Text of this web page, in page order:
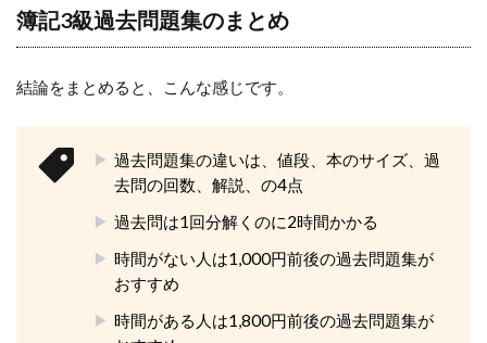
簿記3級過去問題集のまとめ
結論をまとめると、こんな感じです。
過去問題集の違いは、値段、本のサイズ、過
去問の回数、解説、の4点
過去問は1回分解くのに2時間かかる
時間がない人は1,000円前後の過去問題集が
おすすめ
時間がある人は1,800円前後の過去問題集が